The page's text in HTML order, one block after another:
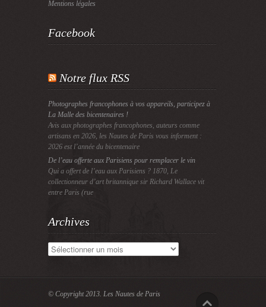
Mentions légales
Facebook
Notre flux RSS
Photographes francophones à vos appareils, participez à
La Malle des bicentenaires !
Avis aux photographes francophones, auteurs comme
artisans en 2026, les Nautes de Paris vous informent :
2026 est l’année du bicentenaire
De l’eau offerte aux Parisiens pour remplacer le vin
Qui a offert de l’eau aux Parisiens ? 1870, Le
collectionneur d’art britannique sir Richard Wallace vit
entre Paris (rue
Archives
Archives
© Copyright 2013. Les Nautes de Paris